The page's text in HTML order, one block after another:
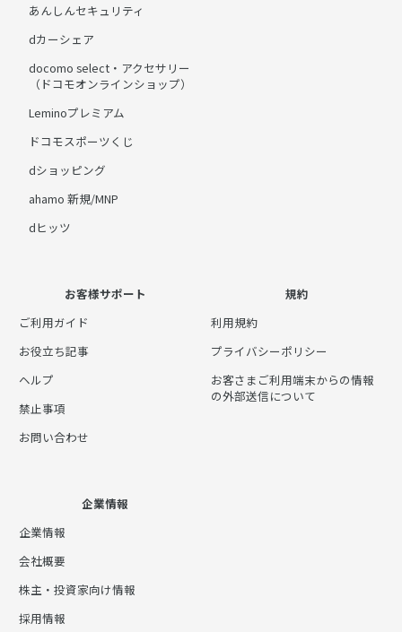
あんしんセキュリティ
dカーシェア
docomo select・アクセサリー
（ドコモオンラインショップ）
Leminoプレミアム
ドコモスポーツくじ
dショッピング
ahamo 新規/MNP
dヒッツ
お客様サポート
ご利用ガイド
お役立ち記事
ヘルプ
禁止事項
お問い合わせ
規約
利用規約
プライバシーポリシー
お客さまご利用端末からの情報
の外部送信について
企業情報
企業情報
会社概要
株主・投資家向け情報
採用情報